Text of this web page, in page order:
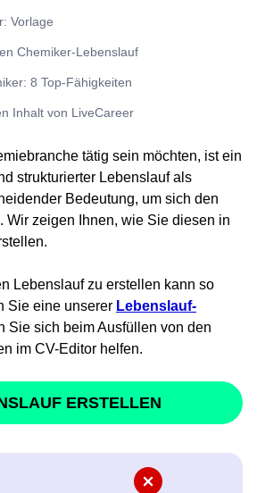
Vorlage
Chemiker-Lebenslauf
8 Top-Fähigkeiten
Inhalt von LiveCareer
tätig sein möchten, ist ein
strukturierter Lebenslauf als
Bedeutung, um sich den
Wir zeigen Ihnen, wie Sie diesen in
Lebenslauf zu erstellen kann so
Sie eine unserer Lebenslauf-
Sie sich beim Ausfüllen von den
im CV-Editor helfen.
ERSTELLEN